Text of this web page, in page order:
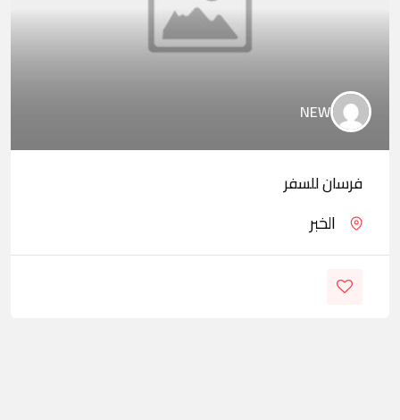
NEW
فرسان للسفر
الخبر